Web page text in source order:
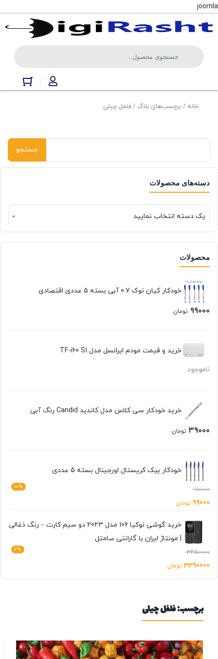
joomla
خانه / برچسب‌های بلاگ / فلفل چیلی
دسته‌های محصولات
یک دسته انتخاب نمایید
محصولات
خودکار کیان نوک 0.7 آبی بسته 5 عددی اقتصادی
99000 تومان
خرید و قیمت مودم ایرانسل مدل TF-i60 S1
ناموجود
خرید خودکار سی کلاس مدل کاندید Candid رنگ آبی
39000 تومان
خودکار بیک کریستال اورجینال بسته 5 عددی
10% 110000
99000 تومان
خرید گوشی نوکیا 106 مدل 2023 دو سیم کارت – رنگ ذغالی
| مونتاژ ایران با گارانتی سامتل
2% 3450000
3390000 تومان
برچسب:فلفل چیلی